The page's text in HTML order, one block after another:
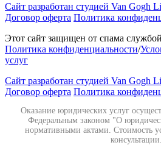
Сайт разработан студией Van Gogh
Договор оферта Политика
Этот сайт защищен от спама
Политика конфиденциальности/
услуг
Сайт разработан студией Van Gogh
Договор оферта Политика
Оказание юридических услуг
Федеральным законом "О
нормативными актами. Стоимость
консультации.